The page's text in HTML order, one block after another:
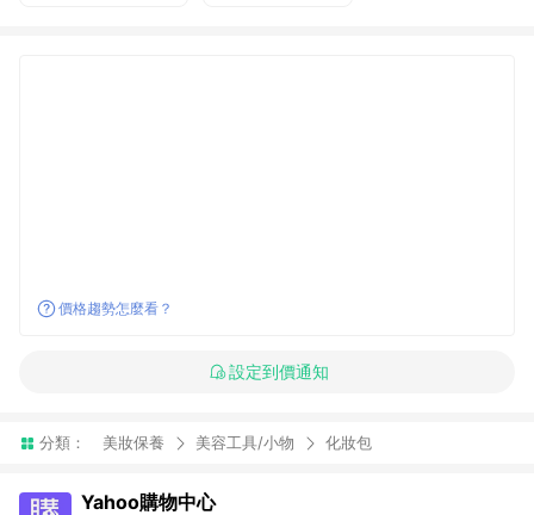
價格趨勢怎麼看？
設定到價通知
分類： 美妝保養 美容工具/小物 化妝包
Yahoo購物中心